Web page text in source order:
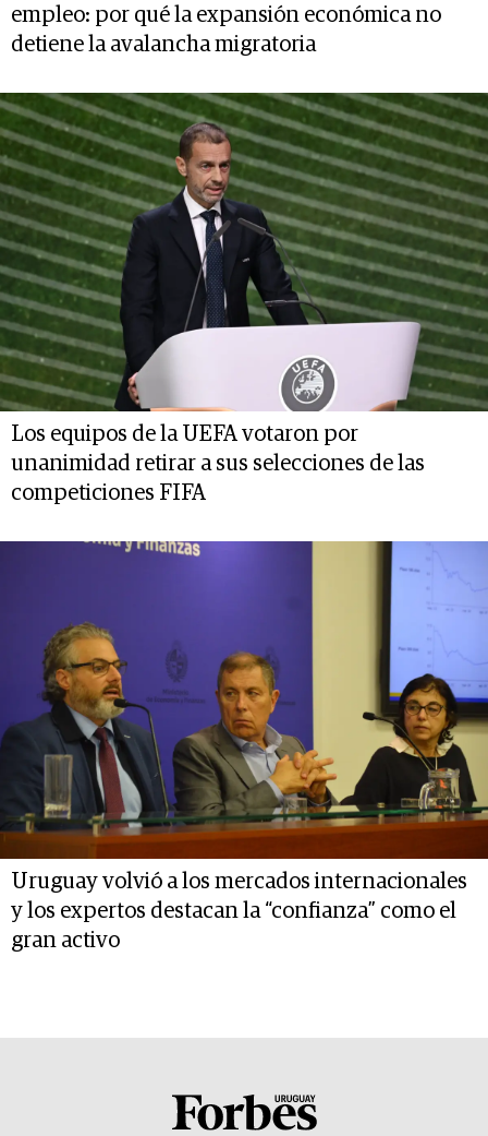
empleo: por qué la expansión económica no
detiene la avalancha migratoria
Los equipos de la UEFA votaron por
unanimidad retirar a sus selecciones de las
competiciones FIFA
Uruguay volvió a los mercados internacionales
y los expertos destacan la “confianza” como el
gran activo